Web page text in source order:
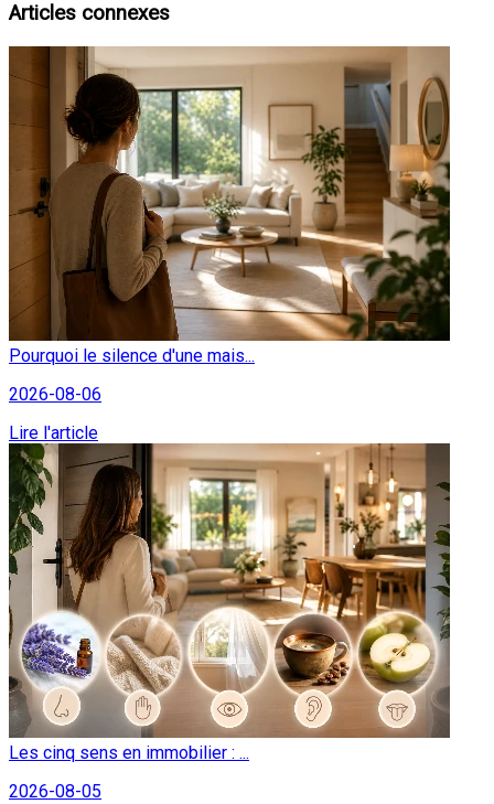
Articles connexes
Pourquoi le silence d'une mais...
2026-08-06
Lire l'article
Les cinq sens en immobilier : ...
2026-08-05